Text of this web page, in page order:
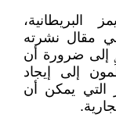
البريطانية،
مقال نشرته
إلى ضرورة أن
إلى إيجاد
التي يمكن أن